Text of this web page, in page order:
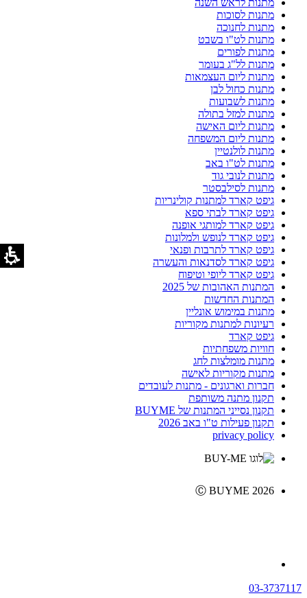
מתנות לראש השנה
מתנות לסוכות
מתנות לחנוכה
מתנות לט"ו בשבט
מתנות לפורים
מתנות לל"ג בעומר
מתנות ליום העצמאות
מתנות כחול לבן
מתנות לשבועות
מתנות למזל בתולה
מתנות ליום האישה
מתנות ליום המשפחה
מתנות לולנטיין
מתנות לט"ו באב
מתנות לנובי גוד
מתנות לסילבסטר
גיפט קארד למתנות קולינריות
גיפט קארד לבתי ספא
גיפט קארד למותגי אופנה
גיפט קארד לנופש ולמלונות
גיפט קארד לתרבות ופנאי
גיפט קארד לסדנאות והעשרה
גיפט קארד ליופי וטיפוח
המתנות האהובות של 2025
המתנות החדשות
מתנות במימוש אונליין
רעיונות למתנות מקוריות
גיפט קארד
חוויות משפחתיות
מתנות מומלצות לחג
מתנות מקוריות לאישה
חברות וארגונים - מתנות לעובדים
תקנון מתנה משותפת
תקנון נסייני המתנות של BUYME
תקנון פעילות ט"ו באב 2026
privacy policy
Ⓒ BUYME 2026
03-3737117